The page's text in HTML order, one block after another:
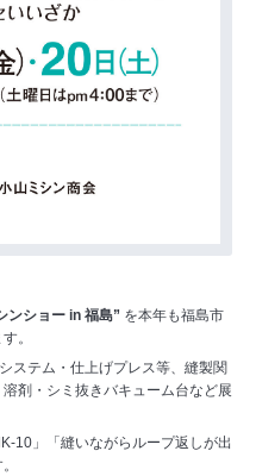
ンショー in 福島” を本年も福島市
。
ステム・仕上げプレス等、縫製関
剤・シミ抜きバキューム台など展
10」「縫いながらループ返しが出